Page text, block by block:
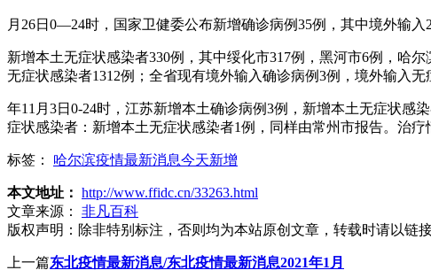
月26日0—24时，国家卫健委公布新增确诊病例35例，其中境外输
新增本土无症状感染者330例，其中绥化市317例，黑河市6例，哈
无症状感染者1312例；全省现有境外输入确诊病例3例，境外输入无
年11月3日0-24时，江苏新增本土确诊病例3例，新增本土无症状
症状感染者：新增本土无症状感染者1例，同样由常州市报告。治疗
标签： 哈尔滨疫情最新消息今天新增
本文地址： http://www.ffidc.cn/33263.html
文章来源：
非凡百科
版权声明： 除非特别标注，否则均为本站原创文章，转载时请以链
上一篇东北疫情最新消息/东北疫情最新消息2021年1月